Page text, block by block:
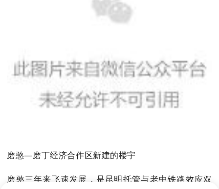
磨憨—磨丁经济合作区新建的楼宇
磨憨三年来飞速发展，是昆明托管与老中铁路效应双